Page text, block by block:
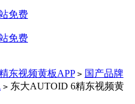
免费
免费
东视频黄板APP > 国产品牌
> 东大AUTOID 6精东视频黄